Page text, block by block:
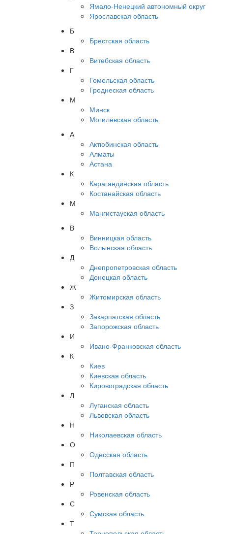
Ямало-Ненецкий автономный округ
Ярославская область
Б
Брестская область
В
Витебская область
Г
Гомельская область
Гроднеская область
М
Минск
Могилёвская область
А
Актюбинская область
Алматы
Астана
К
Карагандинская область
Костанайская область
М
Мангистауская область
В
Винницкая область
Волынская область
Д
Днепропетровская область
Донецкая область
Ж
Житомирская область
З
Закарпатская область
Запорожская область
И
Ивано-Франковская область
К
Киев
Киевская область
Кировоградская область
Л
Луганская область
Львовская область
Н
Николаевская область
О
Одесская область
П
Полтавская область
Р
Ровенская область
С
Сумская область
Т